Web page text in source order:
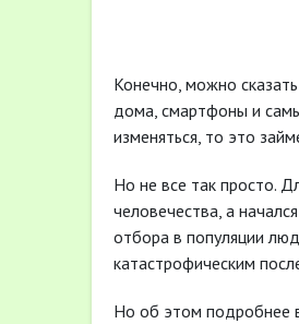
Конечно, можно
дома, смартфоны и
изменяться, то это
Но не все так просто.
человечества, а
отбора в популяции
катастрофическим
Но об этом подробнее